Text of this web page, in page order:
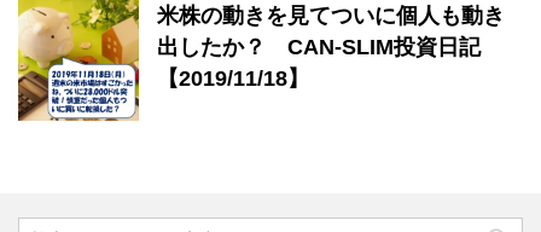
米株の動きを見てついに個人も動き
出したか？ CAN-SLIM投資日記
【2019/11/18】